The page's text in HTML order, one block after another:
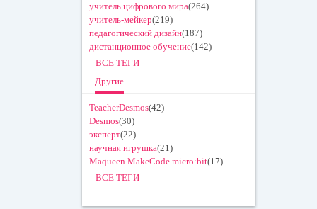
учитель цифрового мира(264)
учитель-мейкер(219)
педагогический дизайн(187)
дистанционное обучение(142)
ВСЕ ТЕГИ
Другие
TeacherDesmos(42)
Desmos(30)
эксперт(22)
научная игрушка(21)
Maqueen MakeCode micro:bit(17)
ВСЕ ТЕГИ